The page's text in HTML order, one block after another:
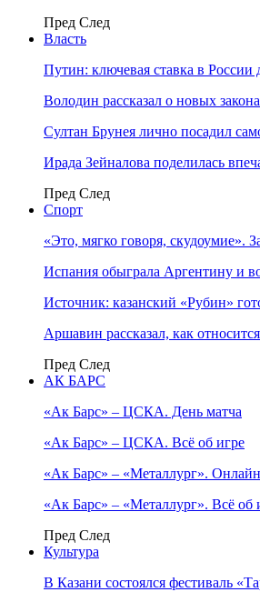
Пред След
Власть
Путин: ключевая ставка в России
Володин рассказал о новых
Султан Брунея лично посадил
Ирада Зейналова поделилась
Пред След
Спорт
«Это, мягко говоря, скудоумие».
Испания обыграла Аргентину и
Источник: казанский «Рубин»
Аршавин рассказал, как
Пред След
АК БАРС
«Ак Барс» – ЦСКА. День матча
«Ак Барс» – ЦСКА. Всё об игре
«Ак Барс» – «Металлург». Онлайн
«Ак Барс» – «Металлург». Всё об
Пред След
Культура
В Казани состоялся фестиваль